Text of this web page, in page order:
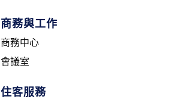
商務與工作
商務中心
會議室
住客服務